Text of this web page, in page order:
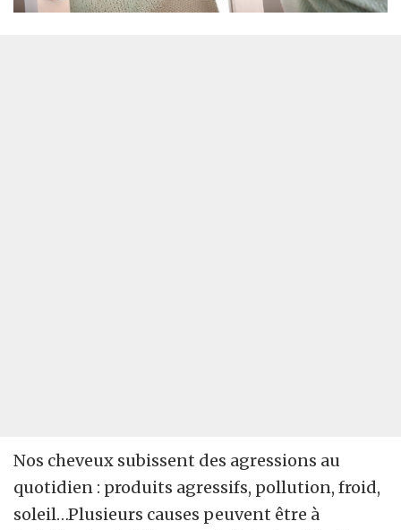
Nos cheveux subissent des agressions au
quotidien : produits agressifs, pollution, froid,
soleil…Plusieurs causes peuvent être à